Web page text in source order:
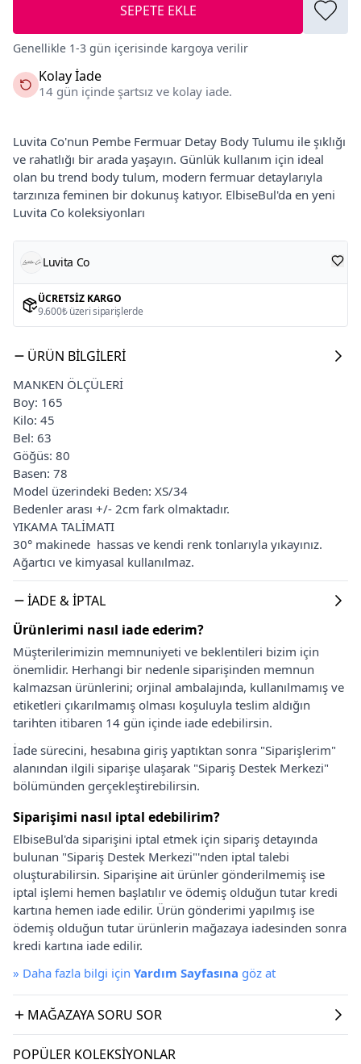
SEPETE EKLE
Genellikle 1-3 gün içerisinde kargoya verilir
Kolay İade
14 gün içinde şartsız ve kolay iade.
Luvita Co'nun Pembe Fermuar Detay Body Tulumu ile şıklığı
ve rahatlığı bir arada yaşayın. Günlük kullanım için ideal
olan bu trend body tulum, modern fermuar detaylarıyla
tarzınıza feminen bir dokunuş katıyor. ElbiseBul'da en yeni
Luvita Co koleksiyonları
Luvita Co
ÜCRETSIZ KARGO
9.600₺ üzeri siparişlerde
ÜRÜN BILGILERI
MANKEN ÖLÇÜLERİ
Boy: 165
Kilo: 45
Bel: 63
Göğüs: 80
Basen: 78
Model üzerindeki Beden: XS/34
Bedenler arası +/- 2cm fark olmaktadır.
YIKAMA TALİMATI
30° makinede hassas ve kendi renk tonlarıyla yıkayınız.
Ağartıcı ve kimyasal kullanılmaz.
İADE & İPTAL
Ürünlerimi nasıl iade ederim?
Müşterilerimizin memnuniyeti ve beklentileri bizim için
önemlidir. Herhangi bir nedenle siparişinden memnun
kalmazsan ürünlerini; orjinal ambalajında, kullanılmamış ve
etiketleri çıkarılmamış olması koşuluyla teslim aldığın
tarihten itibaren 14 gün içinde iade edebilirsin.
İade sürecini, hesabına giriş yaptıktan sonra "Siparişlerim"
alanından ilgili siparişe ulaşarak "Sipariş Destek Merkezi"
bölümünden gerçekleştirebilirsin.
Siparişimi nasıl iptal edebilirim?
ElbiseBul'da siparişini iptal etmek için sipariş detayında
bulunan "Sipariş Destek Merkezi"'nden iptal talebi
oluşturabilirsin. Siparişine ait ürünler gönderilmemiş ise
iptal işlemi hemen başlatılır ve ödemiş olduğun tutar kredi
kartına hemen iade edilir. Ürün gönderimi yapılmış ise
ödemiş olduğun tutar ürünlerin mağazaya iadesinden sonra
kredi kartına iade edilir.
» Daha fazla bilgi için Yardım Sayfasına göz at
MAĞAZAYA SORU SOR
POPÜLER KOLEKSIYONLAR